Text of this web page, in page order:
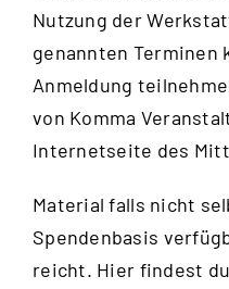
Nutzung der
genannten Terminen
Anmeldung
von Komma
Internetseite des
Material falls nicht
Spendenbasis
reicht. Hier findest